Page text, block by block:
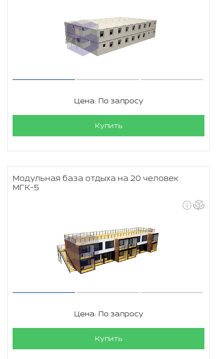
Цена: По запросу
Купить
Модульная база отдыха на 20 человек
МГК-5
Цена: По запросу
Купить